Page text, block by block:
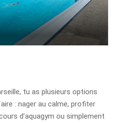
tu as plusieurs options
: nager au calme, profiter
d’aquagym ou simplement